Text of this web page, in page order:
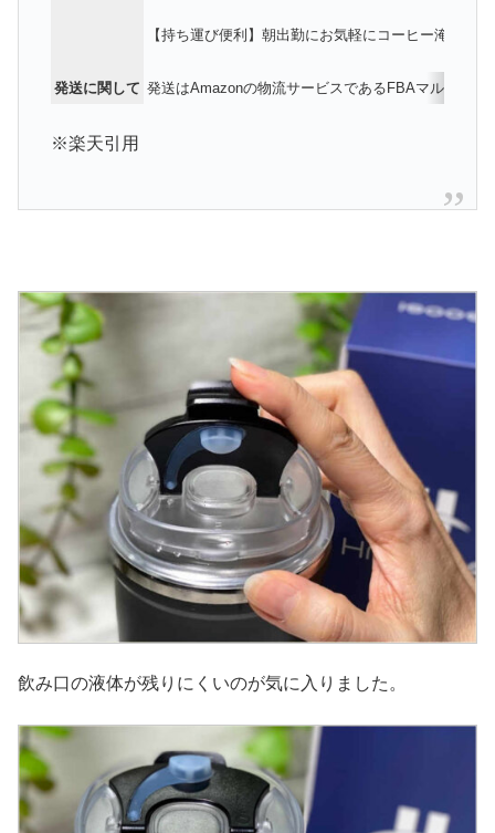
【持ち運び便利】朝出勤にお気軽にコーヒー淹れ、
発送に関して 発送はAmazonの物流サービスであるFBAマルチチ
※楽天引用
飲み口の液体が残りにくいのが気に入りました。